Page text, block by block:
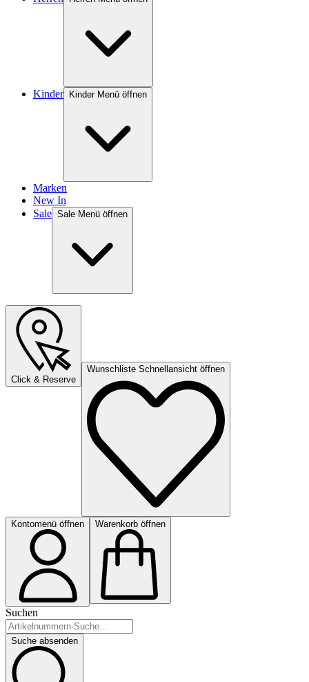
Kinder Kinder Menü öffnen
Marken
New In
Sale Sale Menü öffnen
Click & Reserve
Wunschliste Schnellansicht öffnen
Kontomenü öffnen Warenkorb öffnen
Suchen
Suche absenden